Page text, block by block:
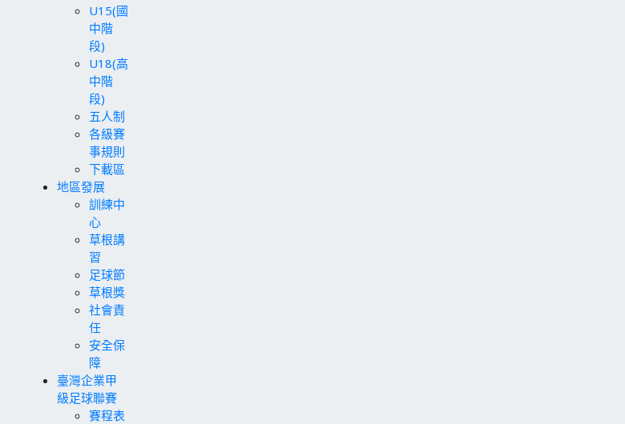
U15(國
中階
段)
U18(高
中階
段)
五人制
各級賽
事規則
下載區
地區發展
訓練中
心
草根講
習
足球節
草根獎
社會責
任
安全保
障
臺灣企業甲
級足球聯賽
賽程表